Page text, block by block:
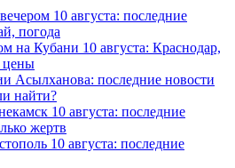
10 августа: последние
погода
на Кубани 10 августа: Краснодар,
цены
Асылханова: последние новости
найти?
10 августа: последние
жертв
10 августа: последние